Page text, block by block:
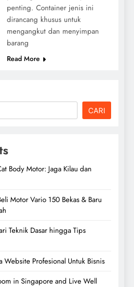
penting. Container jenis ini
dirancang khusus untuk
mengangkut dan menyimpan
barang
Read More
CARI
Body Motor: Jaga Kilau dan
Motor Vario 150 Bekas & Baru
Teknik Dasar hingga Tips
Website Profesional Untuk Bisnis
in Singapore and Live Well